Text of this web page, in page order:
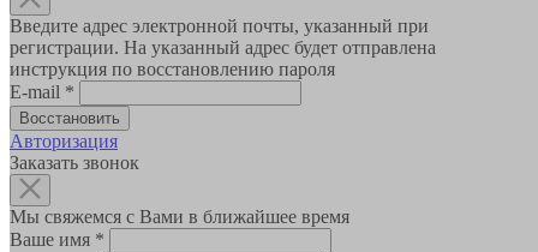
Введите адрес электронной почты, указанный при
регистрации. На указанный адрес будет отправлена
инструкция по восстановлению пароля
E-mail *
Авторизация
Заказать звонок
Мы свяжемся с Вами в ближайшее время
Ваше имя *